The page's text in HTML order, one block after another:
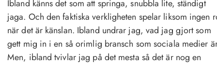
Ibland känns det som att springa, snubbla lite, ständigt
jaga. Och den faktiska verkligheten spelar liksom ingen
när det är känslan. Ibland undrar jag, vad jag gjort som
gett mig in i en så orimlig bransch som sociala medier
Men, ibland tvivlar jag på det mesta så det är nog en